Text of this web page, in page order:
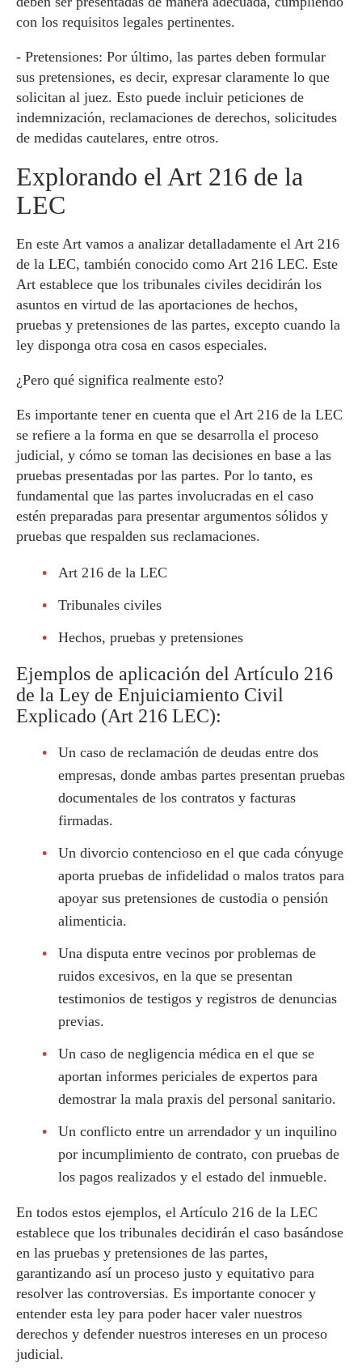
con los requisitos legales pertinentes.
- Pretensiones: Por último, las partes deben formular
sus pretensiones, es decir, expresar claramente lo que
solicitan al juez. Esto puede incluir peticiones de
indemnización, reclamaciones de derechos, solicitudes
de medidas cautelares, entre otros.
Explorando el Art 216 de la
LEC
En este Art vamos a analizar detalladamente el Art 216
de la LEC, también conocido como Art 216 LEC. Este
Art establece que los tribunales civiles decidirán los
asuntos en virtud de las aportaciones de hechos,
pruebas y pretensiones de las partes, excepto cuando la
ley disponga otra cosa en casos especiales.
¿Pero qué significa realmente esto?
Es importante tener en cuenta que el Art 216 de la LEC
se refiere a la forma en que se desarrolla el proceso
judicial, y cómo se toman las decisiones en base a las
pruebas presentadas por las partes. Por lo tanto, es
fundamental que las partes involucradas en el caso
estén preparadas para presentar argumentos sólidos y
pruebas que respalden sus reclamaciones.
Art 216 de la LEC
Tribunales civiles
Hechos, pruebas y pretensiones
Ejemplos de aplicación del Artículo 216
de la Ley de Enjuiciamiento Civil
Explicado (Art 216 LEC):
Un caso de reclamación de deudas entre dos
empresas, donde ambas partes presentan pruebas
documentales de los contratos y facturas
firmadas.
Un divorcio contencioso en el que cada cónyuge
aporta pruebas de infidelidad o malos tratos para
apoyar sus pretensiones de custodia o pensión
alimenticia.
Una disputa entre vecinos por problemas de
ruidos excesivos, en la que se presentan
testimonios de testigos y registros de denuncias
previas.
Un caso de negligencia médica en el que se
aportan informes periciales de expertos para
demostrar la mala praxis del personal sanitario.
Un conflicto entre un arrendador y un inquilino
por incumplimiento de contrato, con pruebas de
los pagos realizados y el estado del inmueble.
En todos estos ejemplos, el Artículo 216 de la LEC
establece que los tribunales decidirán el caso basándose
en las pruebas y pretensiones de las partes,
garantizando así un proceso justo y equitativo para
resolver las controversias. Es importante conocer y
entender esta ley para poder hacer valer nuestros
derechos y defender nuestros intereses en un proceso
judicial.